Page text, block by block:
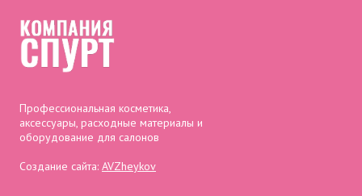
Профессиональная косметика,
аксессуары, расходные материалы и
оборудование для салонов
Создание сайта: AVZheykov